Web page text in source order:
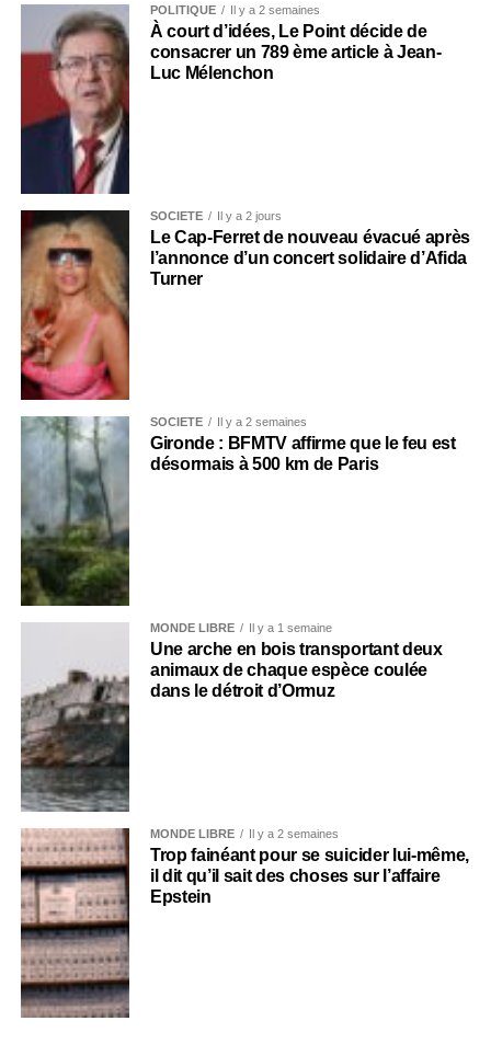
POLITIQUE Il y a 2 semaines
À court d’idées, Le Point décide de
consacrer un 789 ème article à Jean-
Luc Mélenchon
SOCIÉTÉ Il y a 2 jours
Le Cap-Ferret de nouveau évacué après
l’annonce d’un concert solidaire d’Afida
Turner
SOCIÉTÉ Il y a 2 semaines
Gironde : BFMTV affirme que le feu est
désormais à 500 km de Paris
MONDE LIBRE Il y a 1 semaine
Une arche en bois transportant deux
animaux de chaque espèce coulée
dans le détroit d’Ormuz
MONDE LIBRE Il y a 2 semaines
Trop fainéant pour se suicider lui-même,
il dit qu’il sait des choses sur l’affaire
Epstein